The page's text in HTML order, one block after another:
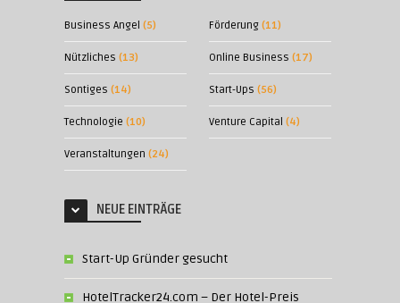
Business Angel (5) Förderung(11)
Nützliches (13) Online Business (17)
Sontiges (14) Start-Ups (56)
Technologie (10) Venture Capital (4)
Veranstaltungen (24)
NEUE EINTRÄGE
Start-Up Gründer gesucht
HotelTracker24.com – Der Hotel-Preis